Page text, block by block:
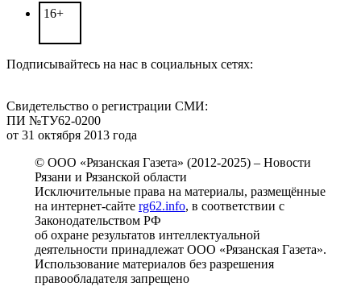
16+
Подписывайтесь на нас в социальных сетях:
Свидетельство о регистрации СМИ:
ПИ №ТУ62-0200
от 31 октября 2013 года
© ООО «Рязанская Газета» (2012-2025) – Новости
Рязани и Рязанской области
Исключительные права на материалы, размещённые
на интернет-сайте rg62.info, в соответствии с
Законодательством РФ
об охране результатов интеллектуальной
деятельности принадлежат ООО «Рязанская Газета».
Использование материалов без разрешения
правообладателя запрещено